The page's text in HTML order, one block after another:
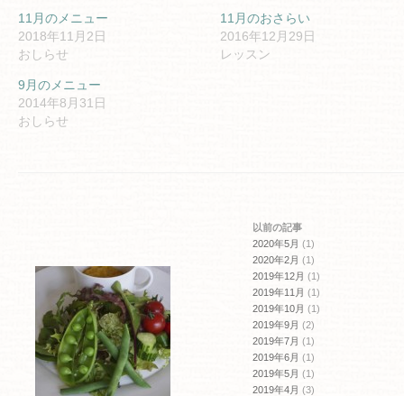
共
有
(新
し
い
ィ
ン
ド
ウ
で
ク
リ
ッ
く
さ
い
11月のメニュー
2018年11月2日
おしらせ
11月のおさらい
2016年12月29日
レッスン
9月のメニュー
2014年8月31日
おしらせ
以前の記事
2020年5月 (1)
2020年2月 (1)
2019年12月 (1)
2019年11月 (1)
2019年10月 (1)
2019年9月 (2)
2019年7月 (1)
2019年6月 (1)
2019年5月 (1)
2019年4月 (3)